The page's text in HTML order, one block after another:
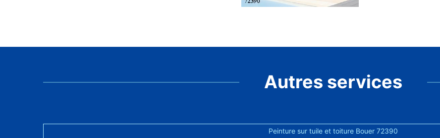
Autres services
Peinture sur tuile et toiture Bouer 72390